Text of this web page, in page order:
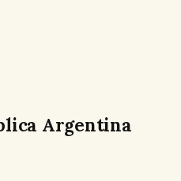
Argentina